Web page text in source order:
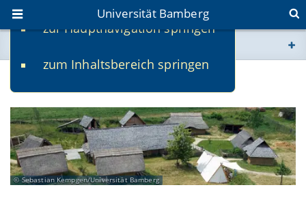
zur Hauptnavigation springen
zum Inhaltsbereich springen
Universität Bamberg
www.uni-bamberg.de
univis.uni-bamberg.de
fis.uni-bamberg.de
Praktikum im Studium
Sebastian Kempgen/Universität Bamberg